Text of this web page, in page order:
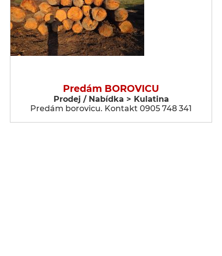
Predám BOROVICU
Prodej / Nabídka > Kulatina
Predám borovicu. Kontakt 0905 748 341